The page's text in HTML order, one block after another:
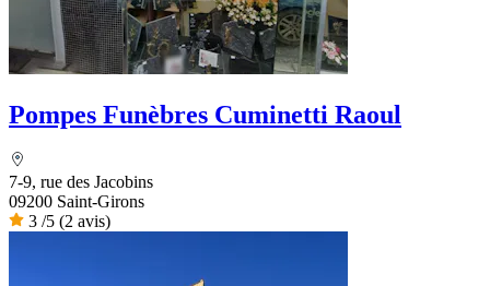
Pompes Funèbres Cuminetti Raoul
7-9, rue des Jacobins
09200 Saint-Girons
3 /5 (2 avis)